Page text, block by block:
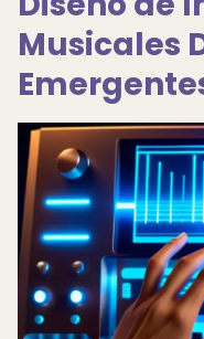
Musicales